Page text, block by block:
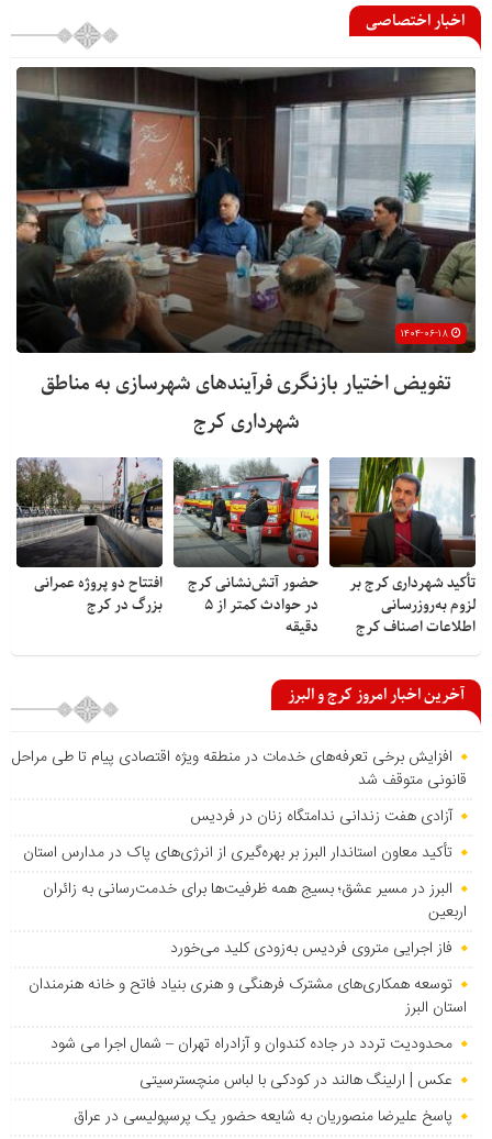
اخبار اختصاصی
تفویض اختیار بازنگری فرآیندهای شهرسازی به مناطق
شهرداری کرج
تأکید شهرداری کرج بر
لزوم به‌روزرسانی
اطلاعات اصناف کرج
حضور آتش‌نشانی کرج
در حوادث کمتر از ۵
دقیقه
افتتاح دو پروژه عمرانی
بزرگ در کرج
آخرین اخبار امروز کرج و البرز
افزایش برخی تعرفه‌های خدمات در منطقه ویژه اقتصادی پیام تا طی مراحل
قانونی متوقف شد
آزادی هفت زندانی ندامتگاه زنان در فردیس
تأکید معاون استاندار البرز بر بهره‌گیری از انرژی‌های پاک در مدارس استان
البرز در مسیر عشق؛ بسیج همه ظرفیت‌ها برای خدمت‌رسانی به زائران
اربعین
فاز اجرایی متروی فردیس به‌زودی کلید می‌خورد
توسعه همکاری‌های مشترک فرهنگی و هنری بنیاد فاتح و خانه هنرمندان
استان البرز
محدودیت تردد در جاده کندوان و آزادراه تهران – شمال اجرا می شود
عکس | ارلینگ هالند در کودکی با لباس منچسترسیتی
پاسخ علیرضا منصوریان به شایعه حضور یک پرسپولیسی در عراق